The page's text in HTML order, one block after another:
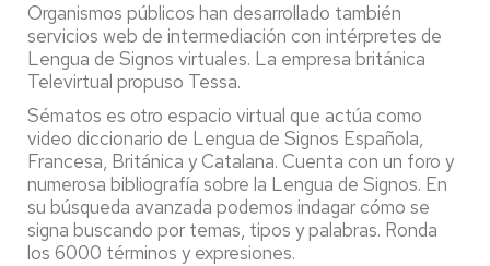
Organismos públicos han desarrollado también
servicios web de intermediación con intérpretes de
Lengua de Signos virtuales. La empresa británica
Televirtual propuso Tessa.
Sématos es otro espacio virtual que actúa como
video diccionario de Lengua de Signos Española,
Francesa, Británica y Catalana. Cuenta con un foro y
numerosa bibliografía sobre la Lengua de Signos. En
su búsqueda avanzada podemos indagar cómo se
signa buscando por temas, tipos y palabras. Ronda
los 6000 términos y expresiones.